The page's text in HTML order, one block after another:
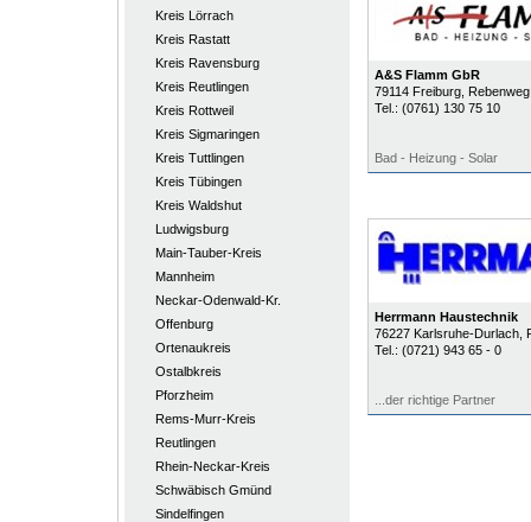
Kreis Lörrach
Kreis Rastatt
Kreis Ravensburg
Kreis Reutlingen
Kreis Rottweil
Kreis Sigmaringen
Kreis Tuttlingen
Kreis Tübingen
Kreis Waldshut
Ludwigsburg
Main-Tauber-Kreis
Mannheim
Neckar-Odenwald-Kr.
Offenburg
Ortenaukreis
Ostalbkreis
Pforzheim
Rems-Murr-Kreis
Reutlingen
Rhein-Neckar-Kreis
Schwäbisch Gmünd
Sindelfingen
A&S Flamm GbR
79114 Freiburg,
Tel.: (0761) 130 75 10
Bad - Heizung - Solar
Herrmann Haustechnik
76227 Karlsruhe-Durlach,
Tel.: (0721) 943 65 - 0
...der richtige Partner